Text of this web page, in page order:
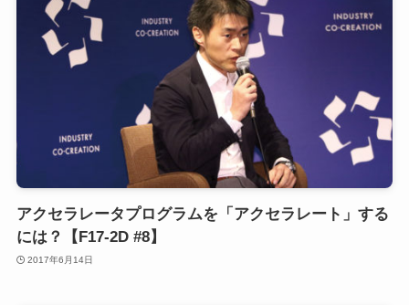
アクセラレータプログラムを「アクセラレート」する
には？【F17-2D #8】
2017年6月14日